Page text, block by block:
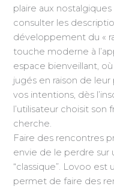
plaire aux
consulter les
développement du «
touche moderne à
espace bienveillant,
jugés en raison de
vos intentions, dès
l’utilisateur choisit son
cherche.
Faire des rencontres
envie de le perdre sur
“classique”. Lovoo
permet de faire des